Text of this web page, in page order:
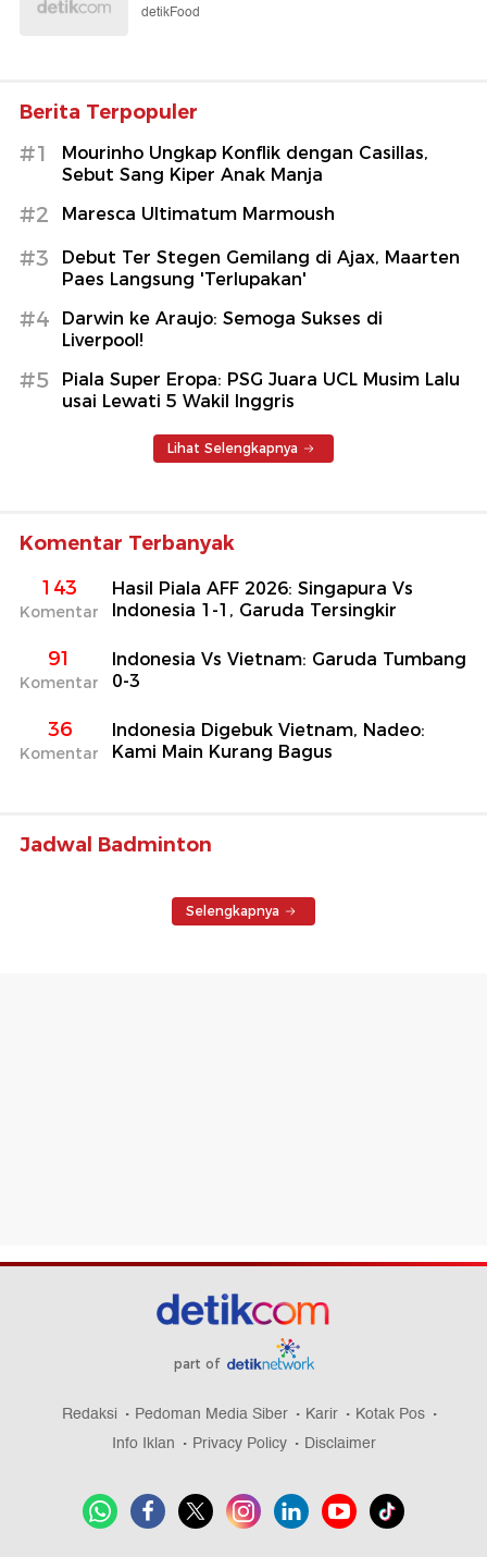
detikFood
Berita Terpopuler
#1
Mourinho Ungkap Konflik dengan Casillas,
Sebut Sang Kiper Anak Manja
#2 Maresca Ultimatum Marmoush
#3
Debut Ter Stegen Gemilang di Ajax, Maarten
Paes Langsung 'Terlupakan'
#4
Darwin ke Araujo: Semoga Sukses di
Liverpool!
#5
Piala Super Eropa: PSG Juara UCL Musim Lalu
usai Lewati 5 Wakil Inggris
Lihat Selengkapnya
Komentar Terbanyak
143
Komentar
Hasil Piala AFF 2026: Singapura Vs
Indonesia 1-1, Garuda Tersingkir
91
Komentar
Indonesia Vs Vietnam: Garuda Tumbang
0-3
36
Komentar
Indonesia Digebuk Vietnam, Nadeo:
Kami Main Kurang Bagus
Jadwal Badminton
Selengkapnya
part of
Redaksi Pedoman Media Siber Karir
Kotak Pos
Info Iklan
Privacy Policy Disclaimer